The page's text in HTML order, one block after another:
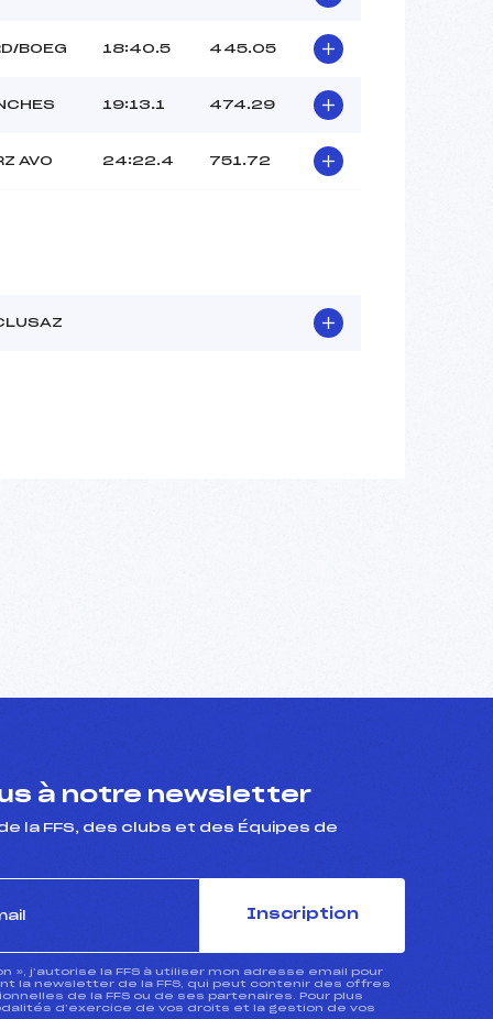
BOEG 18:40.5 445.05
19:13.1 474.29
AVO 24:22.4 751.72
à notre newsletter
la FFS, des clubs et des Équipes de
Inscription
», j’autorise la FFS à utiliser mon adresse email pour
la newsletter de la FFS, qui peut contenir des offres
de la FFS ou de ses partenaires. Pour plus
d’exercice de vos droits et la gestion de vos